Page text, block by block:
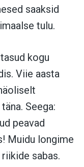
saaksid
tulu.
kogu
Viie aasta
Seega:
peavad
Muidu longime
sabas.